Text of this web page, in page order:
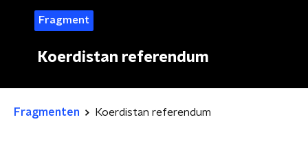
Fragment
Koerdistan referendum
Fragmenten Koerdistan referendum